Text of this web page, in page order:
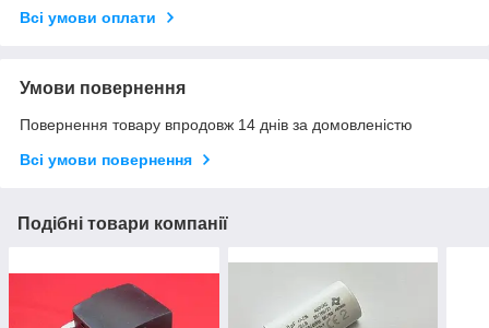
Всі умови оплати
Умови повернення
Повернення товару впродовж 14 днів за домовленістю
Всі умови повернення
Подібні товари компанії